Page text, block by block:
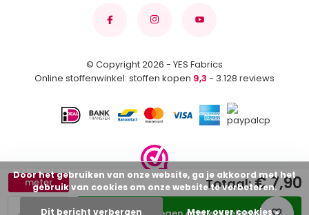
meter Totaal:€ 7,90
© Copyright 2026 - YES Fabrics
Online stoffenwinkel: stoffen kopen 9,3 - 3.128 reviews
Door het gebruiken van onze website, ga je akkoord met het
gebruik van cookies om onze website te verbeteren.
Dit bericht verbergen Meer over cookies »